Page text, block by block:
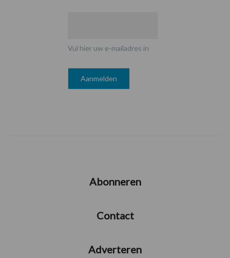
Vul hier uw e-mailadres in
Abonneren
Contact
Adverteren